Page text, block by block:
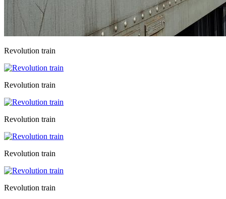
Revolution train
Revolution train
Revolution train
Revolution train
Revolution train